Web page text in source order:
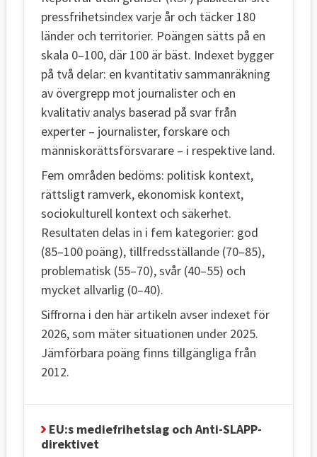
pressfrihetsindex varje år och täcker 180
länder och territorier. Poängen sätts på en
skala 0–100, där 100 är bäst. Indexet bygger
på två delar: en kvantitativ sammanräkning
av övergrepp mot journalister och en
kvalitativ analys baserad på svar från
experter – journalister, forskare och
människorättsförsvarare – i respektive land.
Fem områden bedöms: politisk kontext,
rättsligt ramverk, ekonomisk kontext,
sociokulturell kontext och säkerhet.
Resultaten delas in i fem kategorier: god
(85–100 poäng), tillfredsställande (70–85),
problematisk (55–70), svår (40–55) och
mycket allvarlig (0–40).
Siffrorna i den här artikeln avser indexet för
2026, som mäter situationen under 2025.
Jämförbara poäng finns tillgängliga från
2012.
EU:s mediefrihetslag och Anti-SLAPP-
direktivet